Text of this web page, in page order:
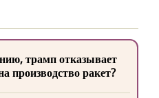
трамп отказывает
ракет?